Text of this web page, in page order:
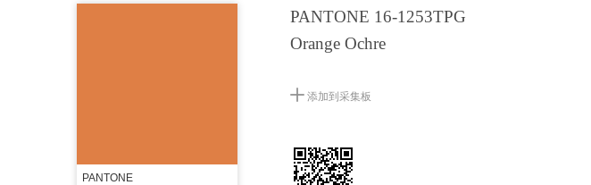
PANTONE
PANTONE 16-1253TPG
Orange Ochre
添加到采集板